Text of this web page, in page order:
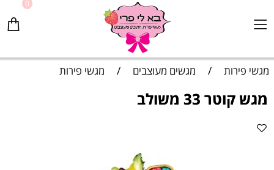
0
מגשי פירות / מגשים מעוצבים / מגשי פירות
מגש קוטר 33 משולב